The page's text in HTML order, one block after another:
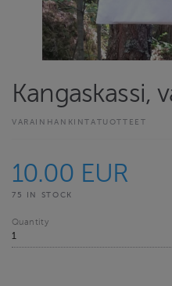
Kangaskassi,
VARAINHANKINTATUOTTEET
10.00 EUR
75 IN STOCK
Quantity